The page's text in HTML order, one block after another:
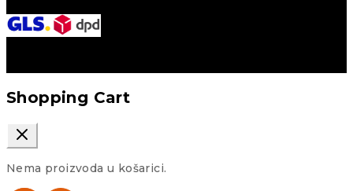
Shopping Cart
Nema proizvoda u košarici.